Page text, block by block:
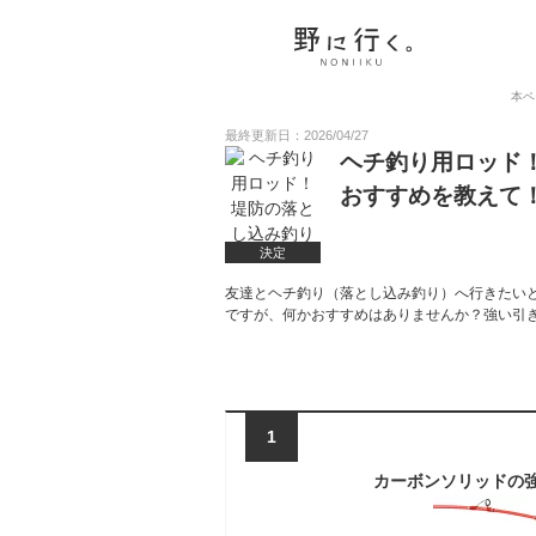
本
最終更新日：2026/04/27
決定
ヘチ釣り用ロッド
おすすめを教えて
友達とヘチ釣り（落とし込み釣り）へ行きた
ですが、何かおすすめはありませんか？強い
1